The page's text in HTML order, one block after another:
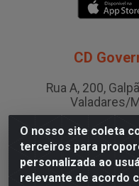
O nosso site coleta
terceiros para
personalizada ao
relevante de acordo
CD
Rua A, 200,
Valadares/
CNPJ
CD